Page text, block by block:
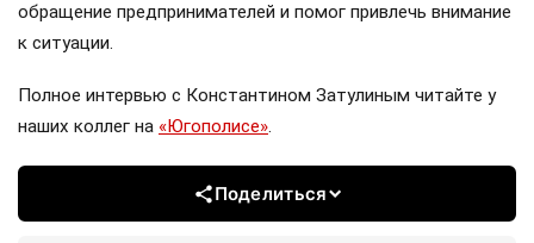
обращение предпринимателей и помог привлечь внимание
к ситуации.
Полное интервью с Константином Затулиным читайте у
наших коллег на «Югополисе».
Поделиться